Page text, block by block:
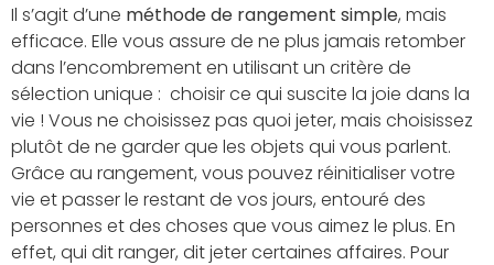
Il s’agit d’une méthode de rangement simple, mais
efficace. Elle vous assure de ne plus jamais retomber
dans l’encombrement en utilisant un critère de
sélection unique : choisir ce qui suscite la joie dans la
vie ! Vous ne choisissez pas quoi jeter, mais choisissez
plutôt de ne garder que les objets qui vous parlent.
Grâce au rangement, vous pouvez réinitialiser votre
vie et passer le restant de vos jours, entouré des
personnes et des choses que vous aimez le plus. En
effet, qui dit ranger, dit jeter certaines affaires. Pour